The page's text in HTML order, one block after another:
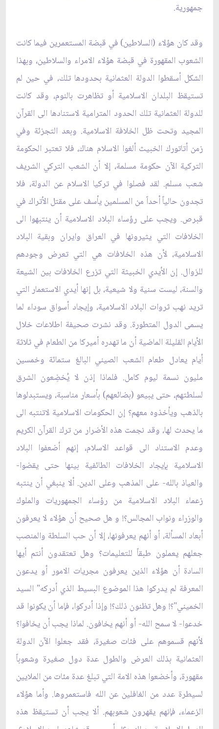
جمهورية.
وقد كان هؤلاء (السلاطين) في قبضة المستعمرين فيما كانت
الشعوب المقهورة في قبضة هؤلاء الامراء والسلاطين، وبهذا
الشكل أسقطوا الدولة العثمانية بحدودها تلك، في حين لم
تستيقظ البلدان الاسلامية أو تظاهرت بالنوم، وقد كانت
للدولة العثمانية تلك الحدود المترامية لاستنادها الى القرآن
المجيد وتحت ظل الخلافة الاسلامية. وبعد التجزئة وفي
زمن أتاتورك الخبيث ألغوا الاسلام هناك، فلا تعتبر الحكومة
التركية الآن حكومة مسلمة، إلا أن الشعب التركي الشريف
شعب مسلم. لقد فصلوا في تركيا الاسلام عن الدولة، فلا
تجدون حالياً أحداً من المسلمين يأسف على مقتل الأتراك في
قبرص. ويجب على رؤساء البلاد الاسلامية أن ينتبهوا الى
الخلافات التي يثيرونها في العراق وايران وبقية البلاد
الاسلامية، لأن هذه الخلافات هي التي تعرض وجودهم
للزوال. إن الأيدي الخبيثة التي تزرع الخلافات بين الشيعة
والسنة، ليست سنية ولا شيعية، بل إنها أيدي الاستعمار التي
تريد نهب ثروات البلاد الاسلامية، وإيجاد أسواق سوداء لما
يسمى الدول المتطورة. وقد نشرت صحيفة اطلاعات خلال
الأيام القليلة الماضية أن ما تهدره أميركا من الطعام في ثلاثة
أيام يعادل طعام الشعب الصيني البالغ ستمائة وخمسين
مليون نسمة ليوم كامل. فلماذا إذن لا يُخضِعون الشرق
لسلطتهم، حتى يبيعو (بضائعهم) بأسعار مناسبة، ويستبدلوها
بالذهب ويأخذوه معهم؟ إن الحكومات الاسلامية لاتنتبه الى
ما يحدث لها، وقد نجمت هذه الأضرار من ترك القرآن الكريم
وعدم الاستناد الى قواعد الاسلام، إنهم أضعفوا البلاد
الاسلامية بإيجاد الخلافات الطائفية بينها حتى يقضوا-
والعياذ بالله- على المذهب وعلى الدين. ألا ينبغي أن ينتبه
زعماء البلاد الاسلامية من رؤساء الجمهوريات والملوك
والوزراء ونواب المجالس؟! و هل صحيح أن هؤلاء لا يعرفون
أبعاد المسألة، أو أنهم يعرفونها، إلا أن حب السلطة والمنصب
جعلهم يعملون طبقاً للتعليمات؟ وهل تعتقدون أنتم أيها
السادة أن هؤلاء الذين يعرفون مجريات الامور أو يدعون
المعرفة لم يدركوا هذا الموضوع البسيط الذي أدركه" السيد
الخميني"؟! وهل تظنون ذلك؟! وإذا أدركوا، فإما أن يكونوا قد
خدعوا- لا سمح الله- أو أنهم يخافون. لماذا يجب أن يخافوا؟
لأنهم قسموهم على فئات صغيرة، فقد جعلوا الآن الدولة
العثمانية بذلك العرض والطول عدة دول صغيرة وشعوباً
مقهورة، وأخضعوا هذه الامة التي تبلغ عدة مئات من الملايين
لسيطرة عدد من الغافلين عن الله فاستعمروها. وأما هؤلاء
الزعماء، فإنهم يقهرون شعوبهم. ألا يجب أن تستيقظ هذه